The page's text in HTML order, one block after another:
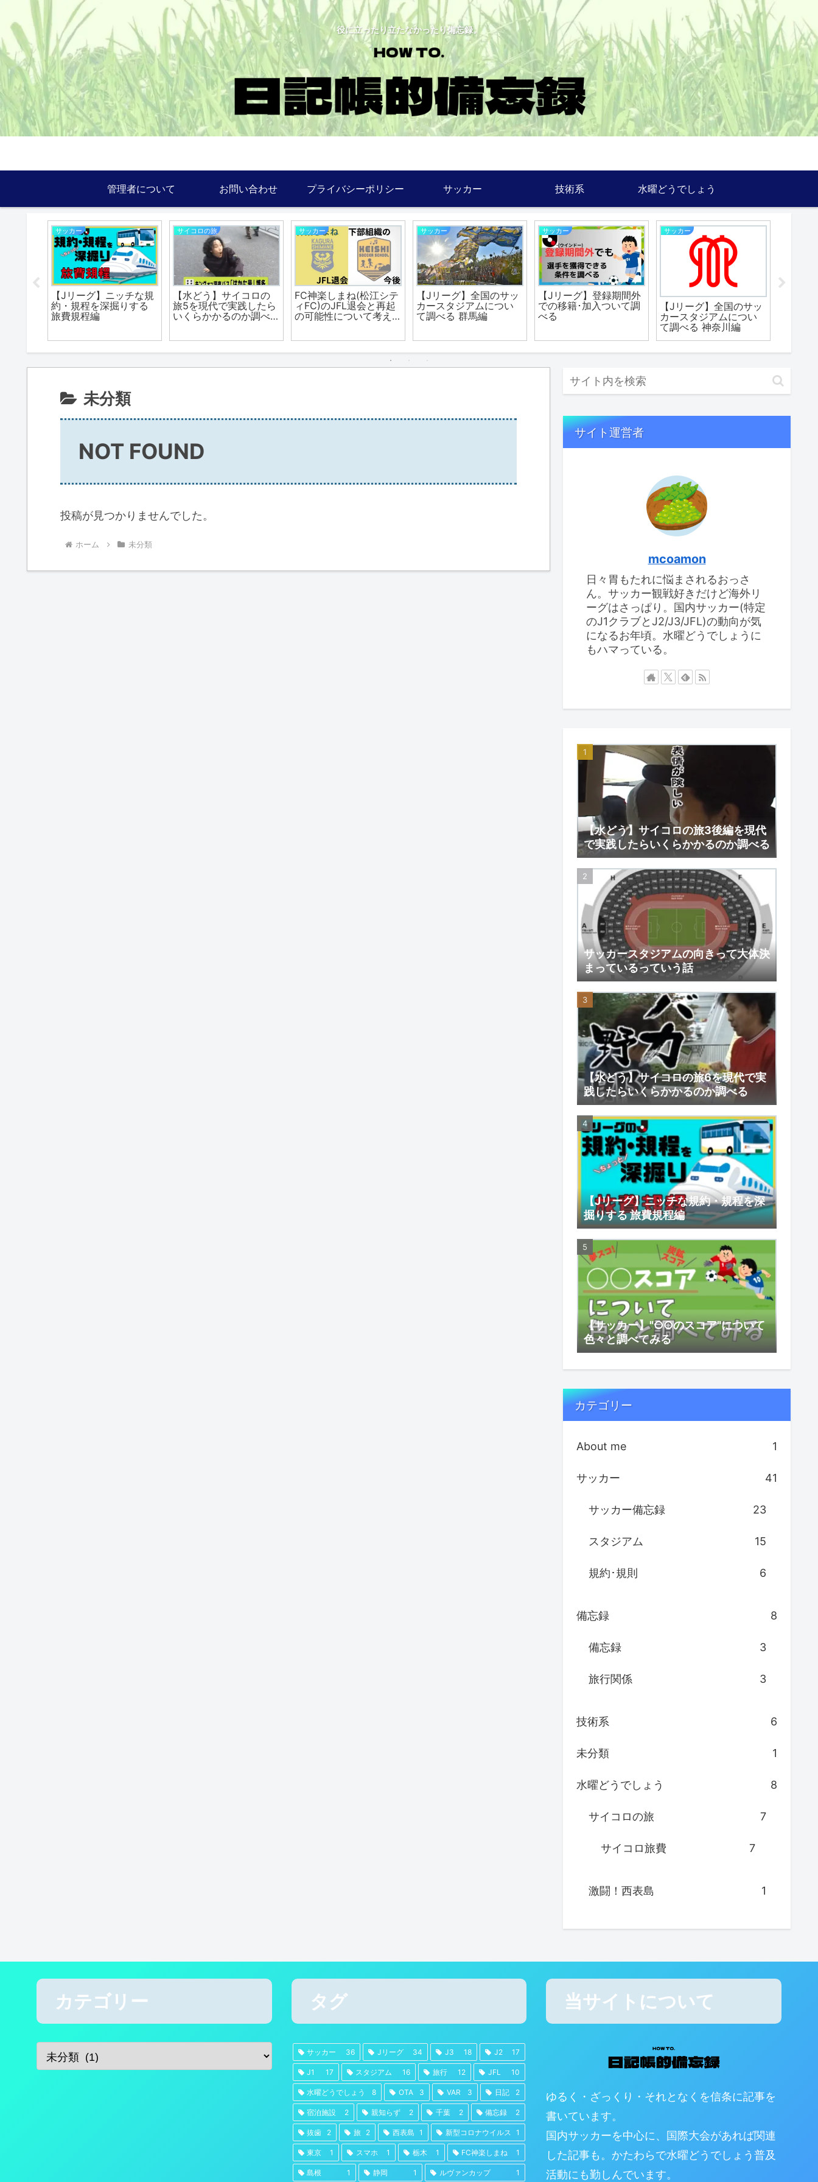
役に立ったり立たなかったり備忘録。
管理者について お問い合わせ プライバシーポリシー サッカー 技術系 水曜どうでしょう
サッカー
【Jリーグ】2022
年/2023年シーズンのJ
リーグを軽くおさらい
サッカー
【Jリーグ】初サッカー
観戦の指南書
サッカー
【Jリーグ】全国のサッ
カースタジアムについ
て調べる 埼玉編
備忘録
【2023年3月9日更新】
2023年3月13日以降の
マスク着用について、
備忘録
OTA各社について考え
る 楽天トラベル編
サッカー
【備忘録】FC神楽しま
ね(旧松江シティFC)、
2022年度選手･スタッ
フの退団移籍に伴うコ
未分類
NOT FOUND
投稿が見つかりませんでした。
ホーム 未分類
サイト運営者
mcoamon
日々胃もたれに悩まされるおっさ
ん。サッカー観戦好きだけど海外リ
ーグはさっぱり。国内サッカー(特定
のJ1クラブとJ2/J3/JFL)の動向が気
になるお年頃。水曜どうでしょうに
もハマっている。
【水どう】サイコロの旅3後編を現代
で実践したらいくらかかるのか調べる
サッカースタジアムの向きって大体決
まっているっていう話
【水どう】サイコロの旅6を現代で実
践したらいくらかかるのか調べる
【Jリーグ】ニッチな規約・規程を深
掘りする 旅費規程編
【サッカー】"○○のスコア"について
色々と調べてみる
カテゴリー
About me 1
サッカー 41
サッカー備忘録 23
スタジアム 15
規約･規則 6
備忘録 8
備忘録 3
旅行関係 3
技術系 6
未分類 1
水曜どうでしょう 8
サイコロの旅 7
サイコロ旅費 7
激闘！西表島 1
カテゴリー タグ
サッカー 36 Jリーグ 34 J3 18 J2 17
J1 17 スタジアム 16 旅行 12 JFL 10
水曜どうでしょう 8 OTA 3 VAR 3 日記 2
宿泊施設 2 親知らず 2 千葉 2 備忘録 2
抜歯 2 旅 2 西表島 1 新型コロナウイルス 1
東京 1 スマホ 1 栃木 1 FC神楽しまね 1
島根 1 静岡 1 ルヴァンカップ 1
当サイトについて
ゆるく・ざっくり・それとなくを信条に記事を
書いています。
国内サッカーを中心に、国際大会があれば関連
した記事も。かたわらで水曜どうでしょう普及
活動にも勤しんでいます。